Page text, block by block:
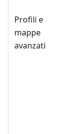
Profili e
mappe
avanzati